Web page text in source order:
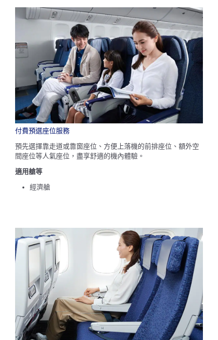
付費預選座位服務
預先選擇靠走道或靠窗座位、方便上落機的前排座位、額外空
間座位等人氣座位，盡享舒適的機內體驗。
適用艙等
經濟艙